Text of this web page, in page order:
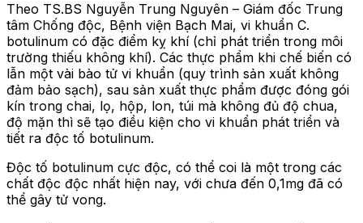
Theo TS.BS Nguyễn Trung Nguyên – Giám đốc Trung
tâm Chống độc, Bệnh viện Bạch Mai, vi khuẩn C.
botulinum có đặc điểm kỵ khí (chỉ phát triển trong môi
trường thiếu không khí). Các thực phẩm khi chế biến có
lẫn một vài bào tử vi khuẩn (quy trình sản xuất không
đảm bảo sạch), sau sản xuất thực phẩm được đóng gói
kín trong chai, lọ, hộp, lon, túi mà không đủ độ chua,
độ mặn thì sẽ tạo điều kiện cho vi khuẩn phát triển và
tiết ra độc tố botulinum.
Độc tố botulinum cực độc, có thể coi là một trong các
chất độc độc nhất hiện nay, với chưa đến 0,1mg đã có
thể gây tử vong.